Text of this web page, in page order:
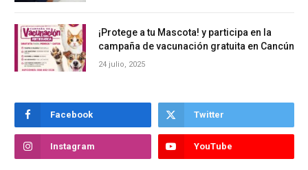
¡Protege a tu Mascota! y participa en la
campaña de vacunación gratuita en Cancún
24 julio, 2025
Facebook Twitter
Instagram YouTube